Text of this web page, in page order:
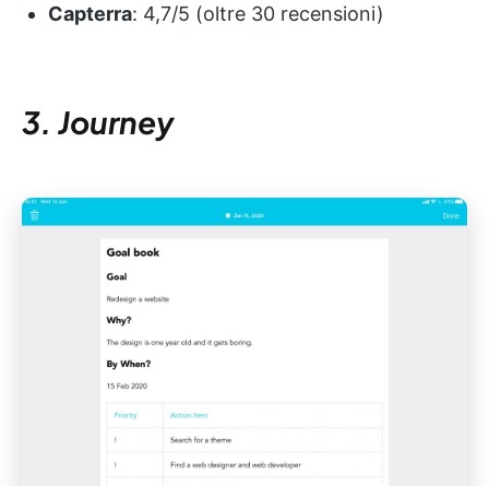
Capterra: 4,7/5 (oltre 30 recensioni)
3. Journey